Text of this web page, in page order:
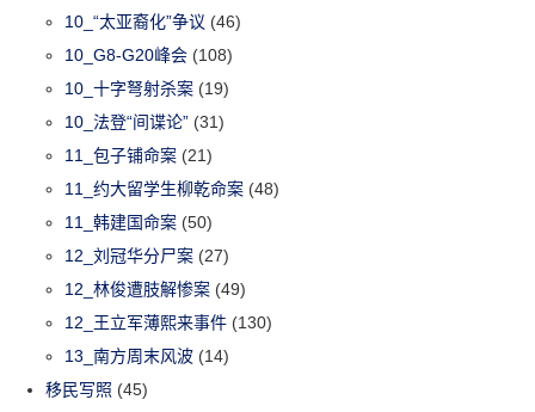
10_“太亚裔化”争议 (46)
10_G8-G20峰会 (108)
10_十字弩射杀案 (19)
10_法登“间谍论” (31)
11_包子铺命案 (21)
11_约大留学生柳乾命案 (48)
11_韩建国命案 (50)
12_刘冠华分尸案 (27)
12_林俊遭肢解惨案 (49)
12_王立军薄熙来事件 (130)
13_南方周末风波 (14)
移民写照 (45)